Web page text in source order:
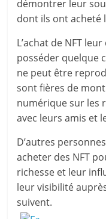
démontrer leur
dont ils ont acheté
L’achat de NFT
posséder quelque
ne peut être
sont fières de
numérique sur les
avec leurs amis et
D’autres
acheter des NFT
richesse et leur
leur visibilité
suivent.